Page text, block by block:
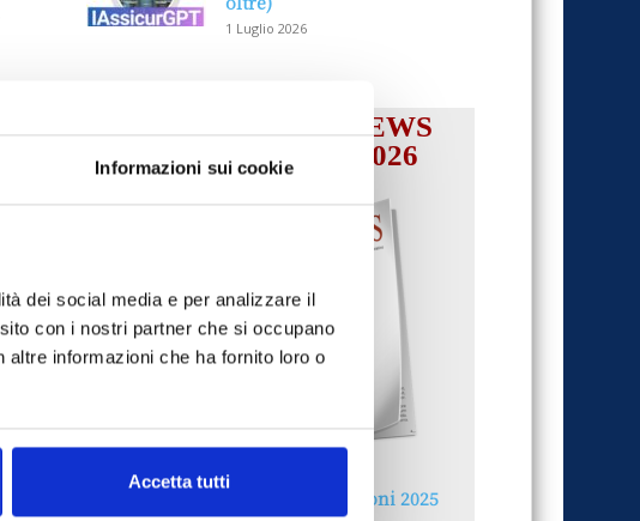
Informazioni sui cookie
dei social media e per analizzare il
con i nostri partner che si occupano
informazioni che ha fornito loro o
Accetta tutti
1 Luglio 2026
IL MENSILE ASSINEWS
LUGLIO-AGOSTO 2026
Reclami e sanzioni 2025